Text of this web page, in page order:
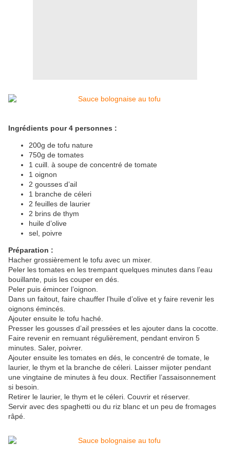
Ingrédients pour 4 personnes :
200g de tofu nature
750g de tomates
1 cuill. à soupe de concentré de tomate
1 oignon
2 gousses d’ail
1 branche de céleri
2 feuilles de laurier
2 brins de thym
huile d’olive
sel, poivre
Préparation :
Hacher grossièrement le tofu avec un mixer.
Peler les tomates en les trempant quelques minutes dans l’eau
bouillante, puis les couper en dés.
Peler puis émincer l’oignon.
Dans un faitout, faire chauffer l’huile d’olive et y faire revenir les
oignons émincés.
Ajouter ensuite le tofu haché.
Presser les gousses d’ail pressées et les ajouter dans la cocotte.
Faire revenir en remuant régulièrement, pendant environ 5
minutes. Saler, poivrer.
Ajouter ensuite les tomates en dés, le concentré de tomate, le
laurier, le thym et la branche de céleri. Laisser mijoter pendant
une vingtaine de minutes à feu doux. Rectifier l’assaisonnement
si besoin.
Retirer le laurier, le thym et le céleri. Couvrir et réserver.
Servir avec des spaghetti ou du riz blanc et un peu de fromages
râpé.